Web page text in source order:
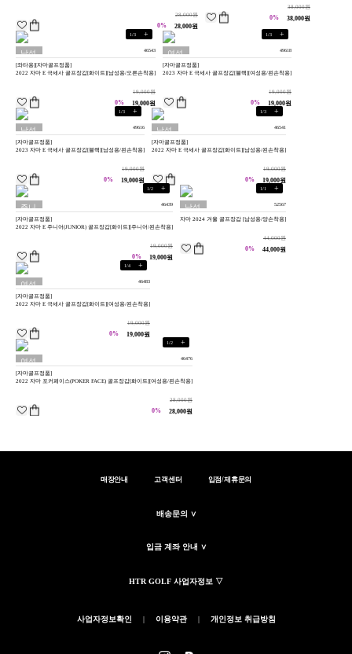
28,000원
0% 28,000원
38,000원
0% 38,000원
1/3 +
남성
용
46543
[좌타용][자마골프정품]
2022 자마 E 극세사 골프장갑[화이트][남성용/오른손착용]
19,000원
0% 19,000원
1/3 +
여성
용
49618
[자마골프정품]
2023 자마 E 극세사 골프장갑[블랙][여성용/왼손착용]
19,000원
0% 19,000원
1/3 +
남성
용
49616
[자마골프정품]
2023 자마 E 극세사 골프장갑[블랙][남성용/왼손착용]
19,000원
0% 19,000원
1/3 +
남성
용
46541
[자마골프정품]
2022 자마 E 극세사 골프장갑[화이트][남성용/왼손착용]
19,000원
0% 19,000원
1/2 +
주니
어용
46439
[자마골프정품]
2022 자마 E 주니어(JUNIOR) 골프장갑[화이트][주니어/왼손착용]
19,000원
0% 19,000원
1/1 +
남성
용
52567
자마 2024 겨울 골프장갑 [남성용/양손착용]
44,000원
0% 44,000원
1/4 +
여성
용
46483
[자마골프정품]
2022 자마 E 극세사 골프장갑[화이트][여성용/왼손착용]
19,000원
0% 19,000원
1/2 +
여성
용
46476
[자마골프정품]
2022 자마 포커페이스(POKER FACE) 골프장갑[화이트][여성용/왼손착용]
28,000원
0% 28,000원
매장안내 고객센터 입점/제휴문의
배송문의 ∨
입금 계좌 안내 ∨
HTR GOLF 사업자정보 ▽
사업자정보확인 | 이용약관 | 개인정보 취급방침